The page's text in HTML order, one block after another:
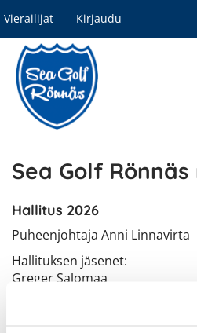
Vierailijat Kirjaudu
Sea Golf Rönnäs
Hallitus 2026
Puheenjohtaja Anni Linnavirta
Hallituksen jäsenet:
Greger Salomaa